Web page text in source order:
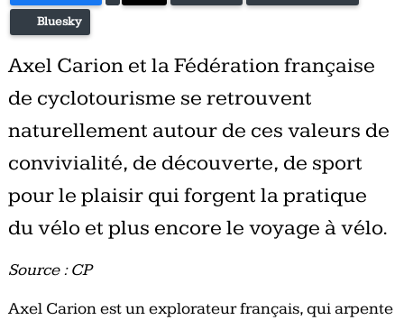
Bluesky
Axel Carion et la Fédération française
de cyclotourisme se retrouvent
naturellement autour de ces valeurs de
convivialité, de découverte, de sport
pour le plaisir qui forgent la pratique
du vélo et plus encore le voyage à vélo.
Source : CP
Axel Carion est un explorateur français, qui arpente